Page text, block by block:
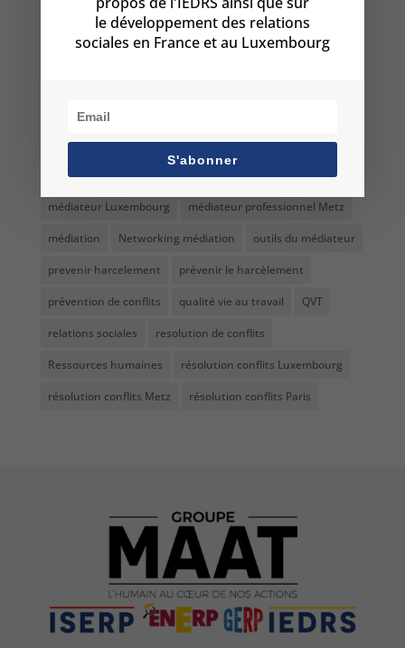
Formation médiation formation médiation Luxembourg
formation médiation metz formation non-verbal
harcèlement moral au travail
management management bienveillant
manipulation bienveillante manipulation en entreprise
médiateur Luxembourg médiateur professionnel Metz
médiation Networking médiation outils du médiateur
prevenir harcelement prévenir le harcèlement
prévention de conflits qualité vie au travail QVT
relations sociales resolution de conflits
Ressources humaines résolution conflits Luxembourg
résolution conflits Metz résolution conflits Paris
le développement des relations
sociales en France et au Luxembourg
S'abonner